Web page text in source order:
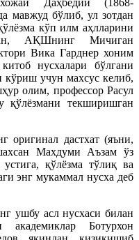
Даҳбедий (1868-
мавжуд бўлиб, ул зотдан
кўп илм аҳлларини
АҚШнинг Мичиган
Вика Гарднер хоним
нусхалари бўлгани
учун махсус келиб,
олим, профессор Расул
текширишган
оригинал дастхат (яъни,
Махдуми Аъзам ўз
қўлёзма тўлиқ ва
энг мукаммал нусха деб
ушбу асл нусхаси билан
Ботурхон